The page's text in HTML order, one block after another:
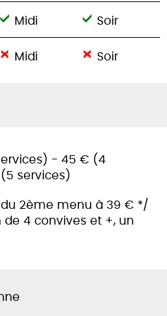
Midi Soir
Midi Soir
- 45 € (4
services)
2ème menu à 39 € */
de 4 convives et +, un